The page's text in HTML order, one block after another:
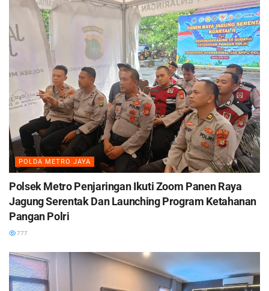
POLDA METRO JAYA
Polsek Metro Penjaringan Ikuti Zoom Panen Raya
Jagung Serentak Dan Launching Program Ketahanan
Pangan Polri
777